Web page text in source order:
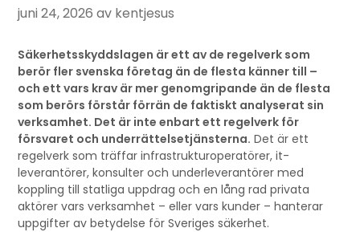
juni 24, 2026 av kentjesus
Säkerhetsskyddslagen är ett av de regelverk som
berör fler svenska företag än de flesta känner till –
och ett vars krav är mer genomgripande än de flesta
som berörs förstår förrän de faktiskt analyserat sin
verksamhet. Det är inte enbart ett regelverk för
försvaret och underrättelsetjänsterna. Det är ett
regelverk som träffar infrastrukturoperatörer, it-
leverantörer, konsulter och underleverantörer med
koppling till statliga uppdrag och en lång rad privata
aktörer vars verksamhet – eller vars kunder – hanterar
uppgifter av betydelse för Sveriges säkerhet.